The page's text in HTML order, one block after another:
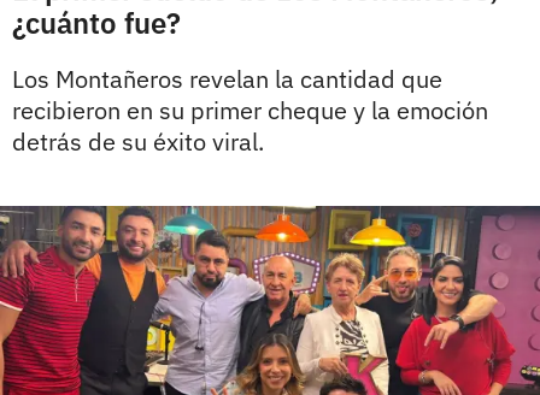
¿cuánto fue?
Los Montañeros revelan la cantidad que
recibieron en su primer cheque y la emoción
detrás de su éxito viral.